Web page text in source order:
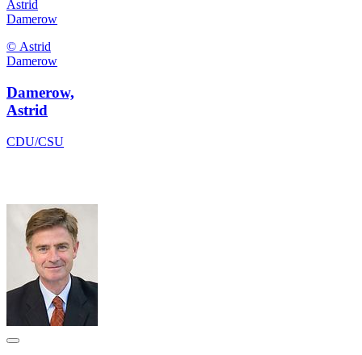
Astrid
Damerow
© Astrid
Damerow
Damerow,
Astrid
CDU/CSU